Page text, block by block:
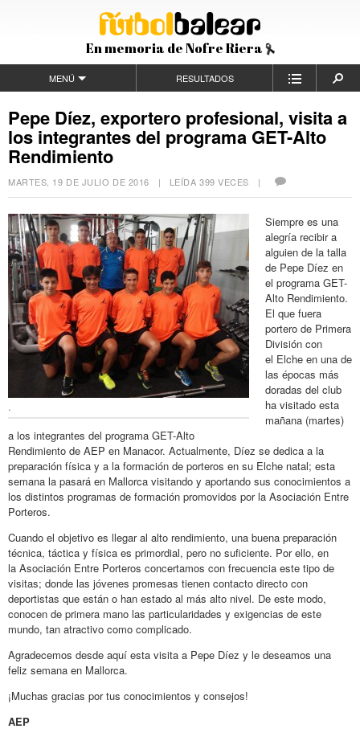
En memoria de Nofre Riera
MENÚ RESULTADOS
Pepe Díez, exportero profesional, visita a
los integrantes del programa GET-Alto
Rendimiento
MARTES, 19 DE JULIO DE 2016 | LEÍDA 399 VECES |
.
Siempre es una
alegría recibir a
alguien de la talla
de Pepe Díez en
el programa GET-
Alto Rendimiento.
El que fuera
portero de Primera
División con
el Elche en una de
las épocas más
doradas del club
ha visitado esta
mañana (martes)
a los integrantes del programa GET-Alto
Rendimiento de AEP en Manacor. Actualmente, Díez se dedica a la
preparación física y a la formación de porteros en su Elche natal; esta
semana la pasará en Mallorca visitando y aportando sus conocimientos a
los distintos programas de formación promovidos por la Asociación Entre
Porteros.
Cuando el objetivo es llegar al alto rendimiento, una buena preparación
técnica, táctica y física es primordial, pero no suficiente. Por ello, en
la Asociación Entre Porteros concertamos con frecuencia este tipo de
visitas; donde las jóvenes promesas tienen contacto directo con
deportistas que están o han estado al más alto nivel. De este modo,
conocen de primera mano las particularidades y exigencias de este
mundo, tan atractivo como complicado.
Agradecemos desde aquí esta visita a Pepe Díez y le deseamos una
feliz semana en Mallorca.
¡Muchas gracias por tus conocimientos y consejos!
AEP